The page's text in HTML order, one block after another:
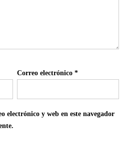
Correo electrónico*
electrónico y web en este navegador